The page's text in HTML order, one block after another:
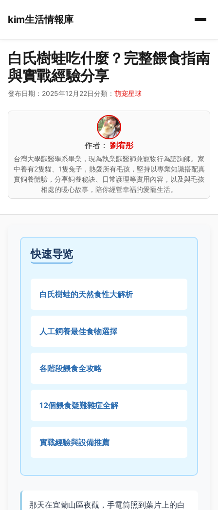
kim生活情報庫
白氏樹蛙吃什麼？完整餵食指南
與實戰經驗分享
發布日期：2025年12月22日分類： 萌宠星球
作者： 劉宥彤
台灣大學獸醫學系畢業，現為執業獸醫師兼寵物行為諮詢師。家
中養有2隻貓、1隻兔子，熱愛所有毛孩，堅持以專業知識搭配真
實飼養體驗，分享飼養秘訣、日常護理等實用內容，以及與毛孩
相處的暖心故事，陪你經營幸福的愛寵生活。
快速导览
白氏樹蛙的天然食性大解析
人工飼養最佳食物選擇
各階段餵食全攻略
12個餵食疑難雜症全解
實戰經驗與設備推薦
那天在宜蘭山區夜觀，手電筒照到葉片上的白